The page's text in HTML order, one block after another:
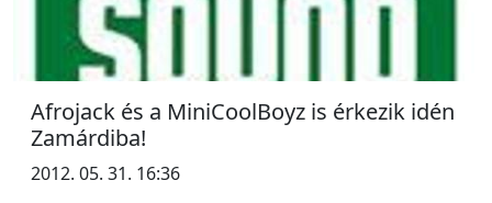
Afrojack és a MiniCoolBoyz is érkezik idén
Zamárdiba!
2012. 05. 31. 16:36